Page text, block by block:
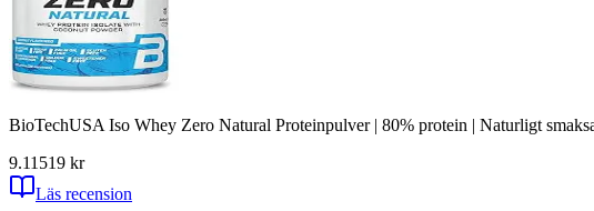
BioTechUSA Iso Whey Zero Natural Proteinpulver | 80% protein | Naturligt
9.11 519 kr
Läs recension